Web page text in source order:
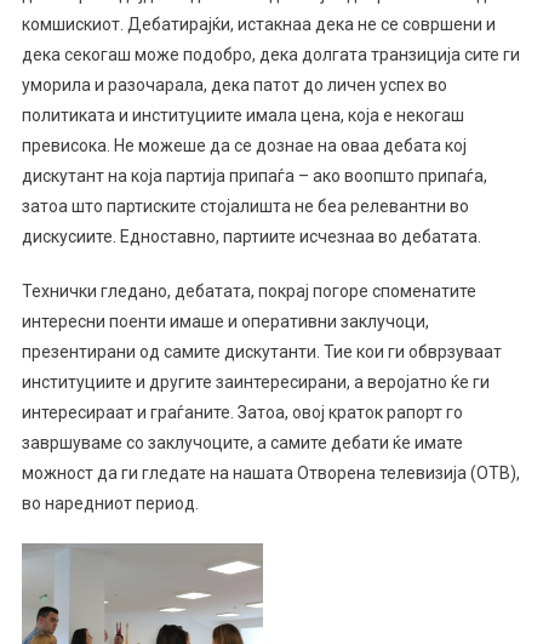
комшискиот. Дебатирајќи, истакнаа дека не се совршени и
дека секогаш може подобро, дека долгата транзиција сите ги
уморила и разочарала, дека патот до личен успех во
политиката и институциите имала цена, која е некогаш
превисока. Не можеше да се дознае на оваа дебата кој
дискутант на која партија припаѓа – ако воопшто припаѓа,
затоа што партиските стојалишта не беа релевантни во
дискусиите. Едноставно, партиите исчезнаа во дебатата.
Технички гледано, дебатата, покрај погоре споменатите
интересни поенти имаше и оперативни заклучоци,
презентирани од самите дискутанти. Тие кои ги обврзуваат
институциите и другите заинтересирани, а веројатно ќе ги
интересираат и граѓаните. Затоа, овој краток рапорт го
завршуваме со заклучоците, а самите дебати ќе имате
можност да ги гледате на нашата Отворена телевизија (ОТВ),
во наредниот период.